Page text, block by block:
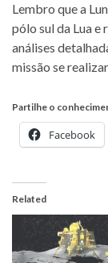
Lembro que a
pólo sul da Lua e
análises
missão se
Partilhe o
Facebook
Related